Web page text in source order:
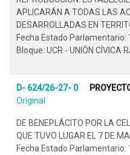
APLICARÁN A TODAS LAS
DESARROLLADAS EN
Fecha Estado
Bloque: UCR - UNIÓN CÍVICA
D- 624/26-27- 0
Original
DE BENEPLÁCITO POR LA
QUE TUVO LUGAR EL 7 DE
Fecha Estado